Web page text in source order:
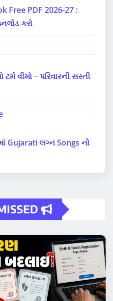
Free PDF 2026-27 :
કરો
વીમો – પરિવારની સસ્તી
Gujarati લગ્ન Songs નો